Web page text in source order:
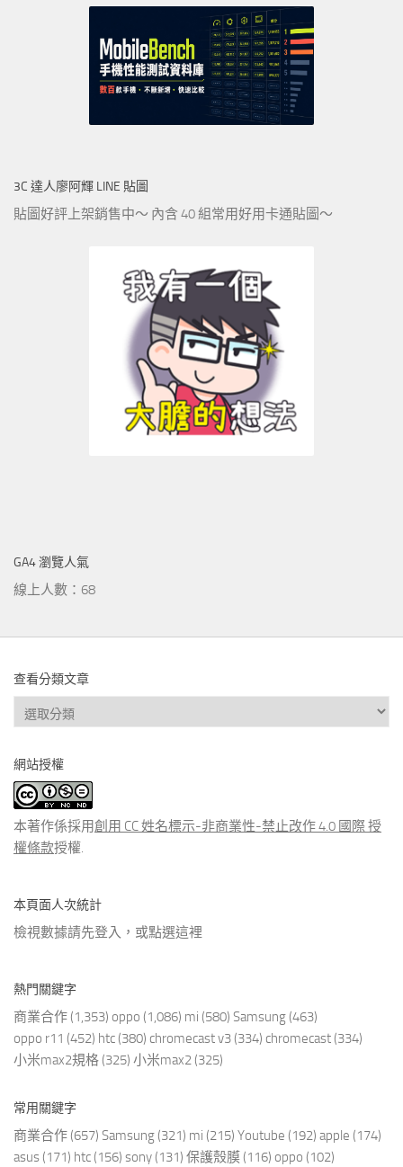
3C 達人廖阿輝 LINE 貼圖
貼圖好評上架銷售中～ 內含 40 組常用好用卡通貼圖～
GA4 瀏覽人氣
線上人數：68
查看分類文章
查
看
類
文
章
網站授權
本著作係採用創用 CC 姓名標示-非商業性-禁止改作 4.0 國際 授
權條款授權.
本頁面人次統計
檢視數據請先登入，或點選這裡
熱門關鍵字
商業合作 (1,353) oppo (1,086) mi (580) Samsung (463)
oppo r11 (452) htc (380) chromecast v3 (334) chromecast (334)
小米max2規格 (325) 小米max2 (325)
常用關鍵字
商業合作 (657) Samsung (321) mi (215) Youtube (192) apple (174)
asus (171) htc (156) sony (131) 保護殼膜 (116) oppo (102)